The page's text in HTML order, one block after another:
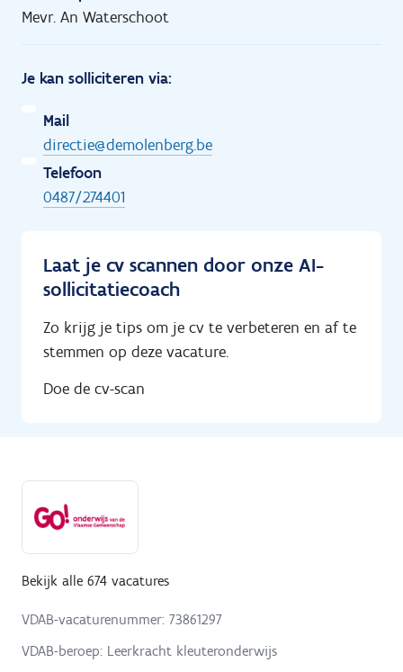
Mevr. An Waterschoot
Je kan solliciteren via:
Mail
directie@demolenberg.be
Telefoon
0487/274401
Laat je cv scannen door onze AI-
sollicitatiecoach
Zo krijg je tips om je cv te verbeteren en af te
stemmen op deze vacature.
Doe de cv-scan
Bekijk alle 674 vacatures
VDAB-vacaturenummer: 73861297
VDAB-beroep: Leerkracht kleuteronderwijs